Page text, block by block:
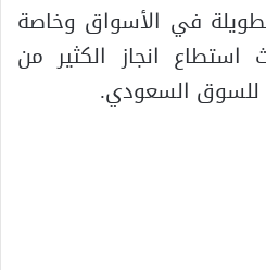
في الأسواق وخاصة
انجاز الكثير من
للسوق السعودي.